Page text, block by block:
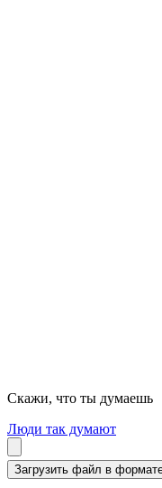
Скажи, что ты думаешь
Люди так думают